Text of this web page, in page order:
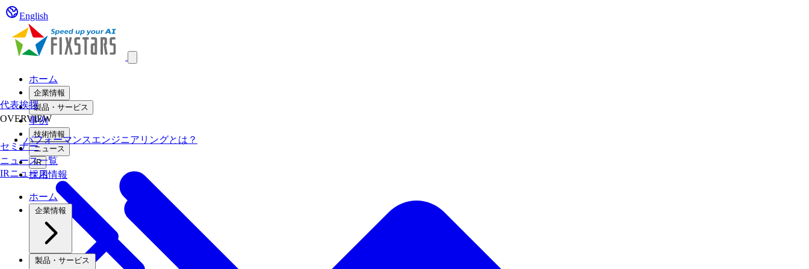
English
ホーム
企業情報
製品・サービス
事例
技術情報
セミナーニュース
ニュース一覧
IR
採用情報
ホーム
企業情報
製品・サービス
代表挨拶
OVERVIEW
パフォーマンスエンジニアリングとは？
IRニュース